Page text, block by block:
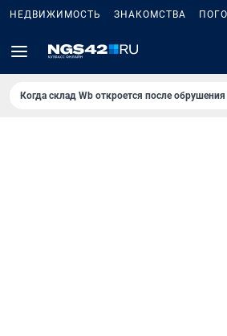
НЕДВИЖИМОСТЬ ЗНАКОМСТВА
Когда склад Wb откроется после обрушения